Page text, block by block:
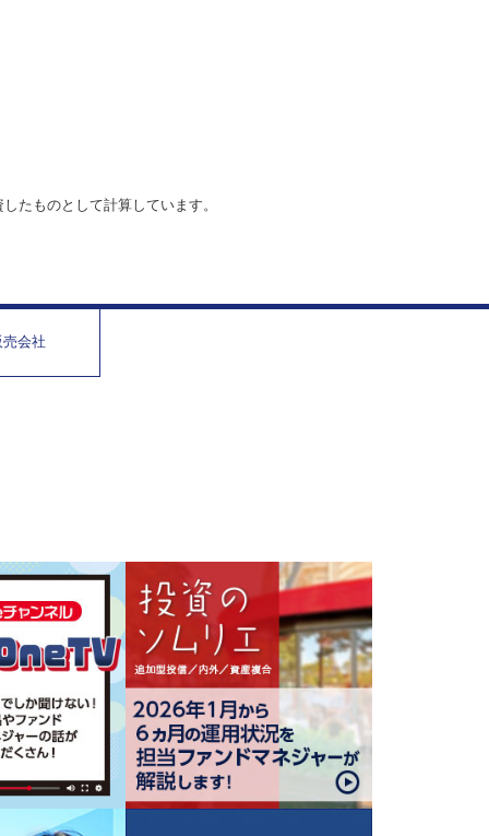
たものとして計算しています。
会社